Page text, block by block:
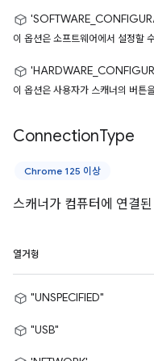
이 옵션은 소프트웨어에서 설정할
이 옵션은 사용자가 스캐너의 버튼
ConnectionType
Chrome 125 이상
스캐너가 컴퓨터에 연결
열거형
"UNSPECIFIED"
"USB"